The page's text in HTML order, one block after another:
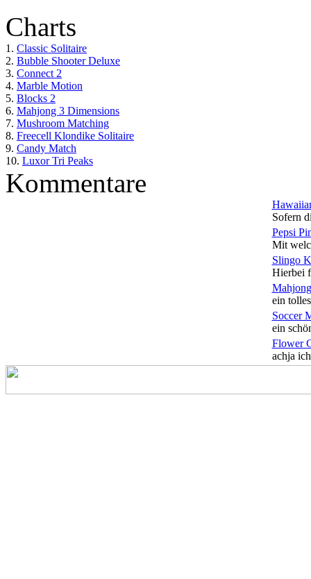
Charts
1. Classic Solitaire
2. Bubble Shooter Deluxe
3. Connect 2
4. Marble Motion
5. Blocks 2
6. Mahjong 3 Dimensions
7. Mushroom Matching
8. Freecell Klondike Solitaire
9. Candy Match
10. Luxor Tri Peaks
Kommentare
Sofern
Pepsi
Mit
Slingo
Hierbei
ein
Soccer
ein
Flower
achja